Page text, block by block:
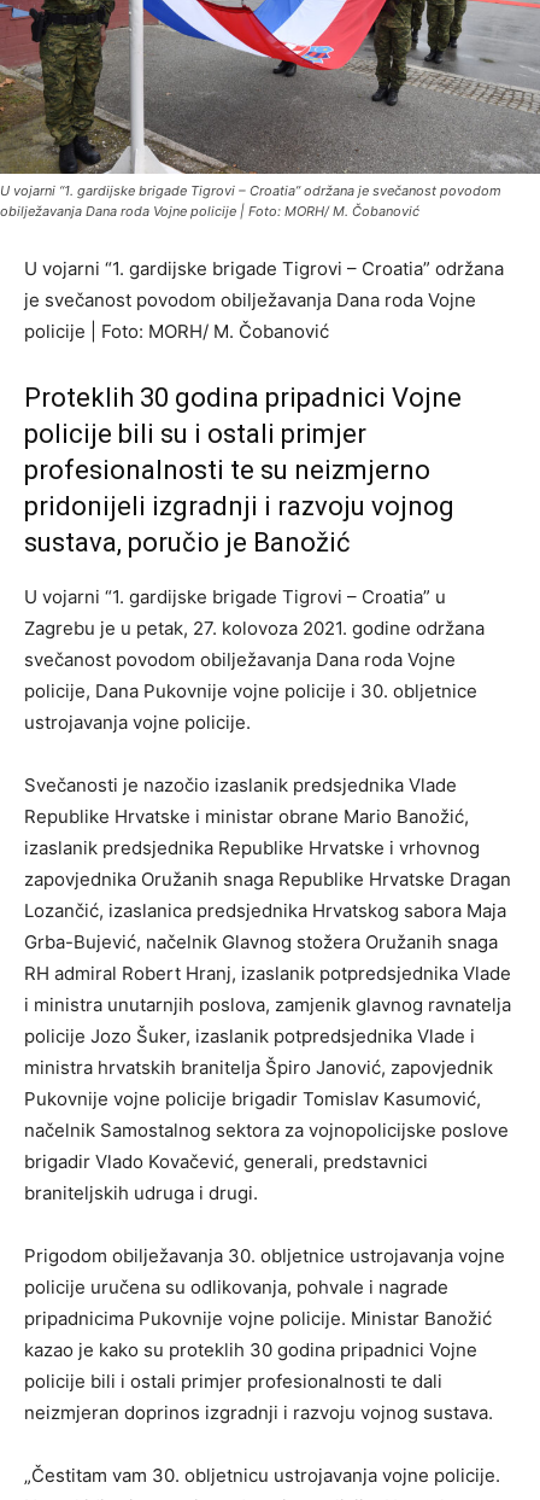
U vojarni “1. gardijske brigade Tigrovi – Croatia” održana je svečanost povodom
obilježavanja Dana roda Vojne policije | Foto: MORH/ M. Čobanović
U vojarni “1. gardijske brigade Tigrovi – Croatia” održana
je svečanost povodom obilježavanja Dana roda Vojne
policije | Foto: MORH/ M. Čobanović
Proteklih 30 godina pripadnici Vojne
policije bili su i ostali primjer
profesionalnosti te su neizmjerno
pridonijeli izgradnji i razvoju vojnog
sustava, poručio je Banožić
U vojarni “1. gardijske brigade Tigrovi – Croatia” u
Zagrebu je u petak, 27. kolovoza 2021. godine održana
svečanost povodom obilježavanja Dana roda Vojne
policije, Dana Pukovnije vojne policije i 30. obljetnice
ustrojavanja vojne policije.
Svečanosti je nazočio izaslanik predsjednika Vlade
Republike Hrvatske i ministar obrane Mario Banožić,
izaslanik predsjednika Republike Hrvatske i vrhovnog
zapovjednika Oružanih snaga Republike Hrvatske Dragan
Lozančić, izaslanica predsjednika Hrvatskog sabora Maja
Grba-Bujević, načelnik Glavnog stožera Oružanih snaga
RH admiral Robert Hranj, izaslanik potpredsjednika Vlade
i ministra unutarnjih poslova, zamjenik glavnog ravnatelja
policije Jozo Šuker, izaslanik potpredsjednika Vlade i
ministra hrvatskih branitelja Špiro Janović, zapovjednik
Pukovnije vojne policije brigadir Tomislav Kasumović,
načelnik Samostalnog sektora za vojnopolicijske poslove
brigadir Vlado Kovačević, generali, predstavnici
braniteljskih udruga i drugi.
Prigodom obilježavanja 30. obljetnice ustrojavanja vojne
policije uručena su odlikovanja, pohvale i nagrade
pripadnicima Pukovnije vojne policije. Ministar Banožić
kazao je kako su proteklih 30 godina pripadnici Vojne
policije bili i ostali primjer profesionalnosti te dali
neizmjeran doprinos izgradnji i razvoju vojnog sustava.
„Čestitam vam 30. obljetnicu ustrojavanja vojne policije.